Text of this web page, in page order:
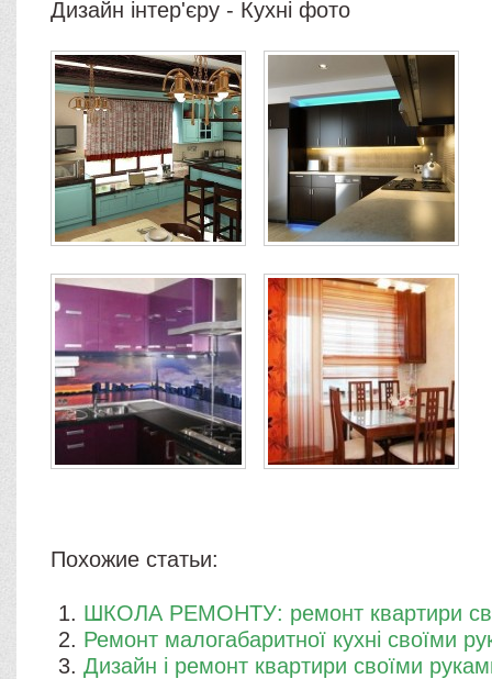
Дизайн інтер'єру - Кухні фото
Похожие статьи:
ШКОЛА РЕМОНТУ: ремонт квартири
Ремонт малогабаритної кухні своїми
Дизайн і ремонт квартири своїми